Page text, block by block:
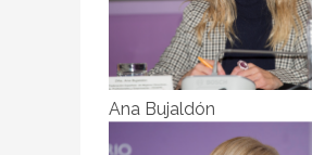
Ana Bujaldón